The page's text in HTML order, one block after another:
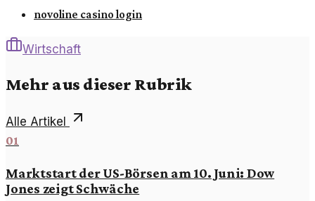
novoline casino login
Wirtschaft
Mehr aus dieser Rubrik
Alle Artikel
01
Marktstart der US-Börsen am 10. Juni: Dow
Jones zeigt Schwäche